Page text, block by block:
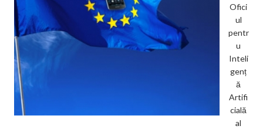
Ofici
ul
pentr
u
Inteli
genț
ă
Artifi
cială
al